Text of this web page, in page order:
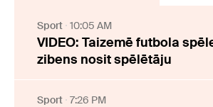
Sport 10:05 AM
VIDEO: Taizemē futbola
zibens nosit spēlētāju
Sport 7:26 PM